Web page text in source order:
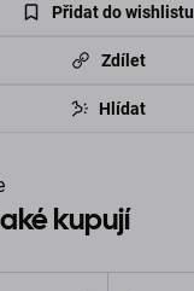
Přidat do wishlistu
Zdílet
Hlídat
kupují